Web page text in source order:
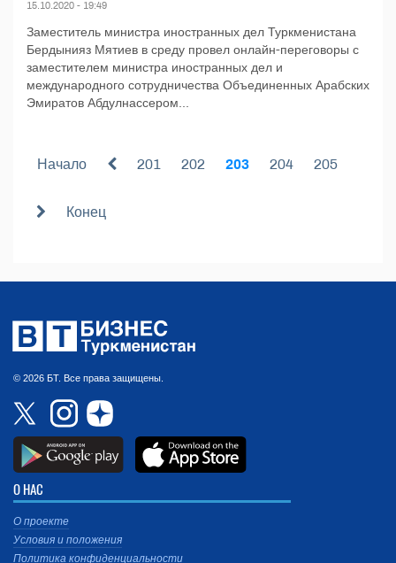
15.10.2020 - 19:49
Заместитель министра иностранных дел Туркменистана
Бердынияз Мятиев в среду провел онлайн-переговоры с
заместителем министра иностранных дел и
международного сотрудничества Объединенных Арабских
Эмиратов Абдулнассером...
Начало 201 202 203 204 205
Конец
© 2026 БТ. Все права защищены.
О НАС
О проекте
Условия и положения
Политика конфиденциальности